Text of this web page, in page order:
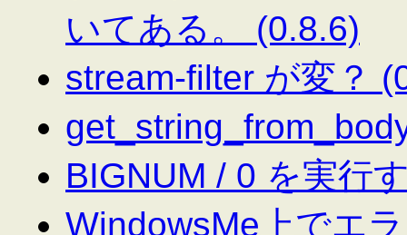
いてある。 (0.8.6)
stream-filter が変？
BIGNUM / 0 を実行
WindowsMe上でエ